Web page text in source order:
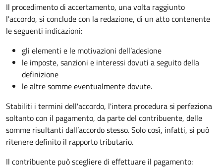
Il procedimento di accertamento, una volta raggiunto
l'accordo, si conclude con la redazione, di un atto contenente
le seguenti indicazioni:
gli elementi e le motivazioni dell’adesione
le imposte, sanzioni e interessi dovuti a seguito della
definizione
le altre somme eventualmente dovute.
Stabiliti i termini dell'accordo, l'intera procedura si perfeziona
soltanto con il pagamento, da parte del contribuente, delle
somme risultanti dall’accordo stesso. Solo così, infatti, si può
ritenere definito il rapporto tributario.
Il contribuente può scegliere di effettuare il pagamento: